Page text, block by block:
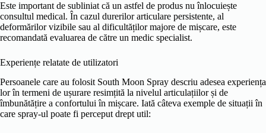
Este important de subliniat că un astfel de produs nu înlocuiește
consultul medical. În cazul durerilor articulare persistente, al
deformărilor vizibile sau al dificultăților majore de mișcare, este
recomandată evaluarea de către un medic specialist.
Experiențe relatate de utilizatori
Persoanele care au folosit South Moon Spray descriu adesea experiența
lor în termeni de ușurare resimțită la nivelul articulațiilor și de
îmbunătățire a confortului în mișcare. Iată câteva exemple de situații în
care spray-ul poate fi perceput drept util: